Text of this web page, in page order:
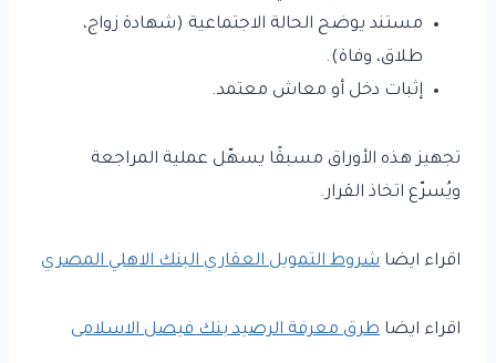
مستند يوضح الحالة الاجتماعية (شهادة زواج،
طلاق، وفاة).
إثبات دخل أو معاش معتمد.
تجهيز هذه الأوراق مسبقًا يسهّل عملية المراجعة
ويُسرّع اتخاذ القرار.
اقراء ايضا شروط التمويل العقاري البنك الاهلي المصري
اقراء ايضا طرق معرفة الرصيد بنك فيصل الاسلامى